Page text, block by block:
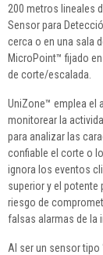
200 metros lineales
Sensor para
cerca o en una sala
MicroPoint™ fijado
de corte/escalada.
UniZone™ emplea el
monitorear la
para analizar las
confiable el corte o
ignora los eventos
superior y el potente
riesgo de
falsas alarmas de la
Al ser un sensor tipo